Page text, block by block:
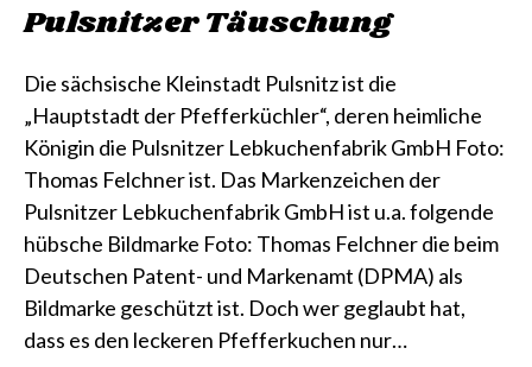
Pulsnitzer Täuschung
Die sächsische Kleinstadt Pulsnitz ist die
„Hauptstadt der Pfefferküchler“, deren heimliche
Königin die Pulsnitzer Lebkuchenfabrik GmbH Foto:
Thomas Felchner ist. Das Markenzeichen der
Pulsnitzer Lebkuchenfabrik GmbH ist u.a. folgende
hübsche Bildmarke Foto: Thomas Felchner die beim
Deutschen Patent- und Markenamt (DPMA) als
Bildmarke geschützt ist. Doch wer geglaubt hat,
dass es den leckeren Pfefferkuchen nur…